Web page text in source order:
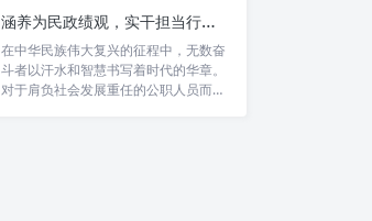
涵养为民政绩观，实干担当行稳致远：新时代公仆的价值坐标与实践航向
在中华民族伟大复兴的征程中，无数奋
斗者以汗水和智慧书写着时代的华章。
对于肩负社会发展重任的公职人员而